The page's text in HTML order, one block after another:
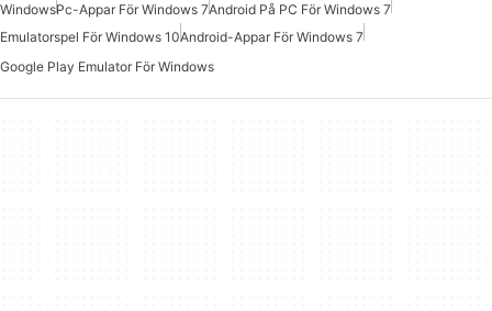
WindowsPc-Appar För Windows 7Android På PC För Windows 7
Emulatorspel För Windows 10Android-Appar För Windows 7
Google Play Emulator För Windows